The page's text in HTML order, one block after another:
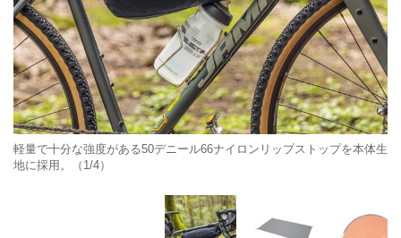
軽量で十分な強度がある50デニール66ナイロンリップストップを本体生
地に採用。（1/4）